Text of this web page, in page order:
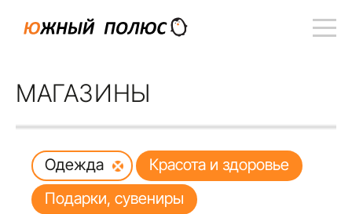
МАГАЗИНЫ
Одежда
Красота и здоровье
Подарки, сувениры